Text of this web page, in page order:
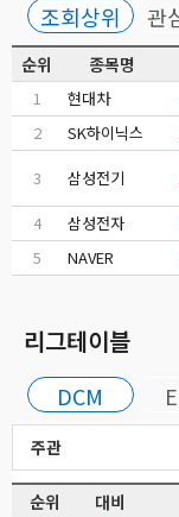
조회상위 관
순위 종목명
1 현대차
2
SK하이닉스
3
삼성전기
4
삼성전자
5
NAVER
리그테이블
DCM
주관
순위 대비